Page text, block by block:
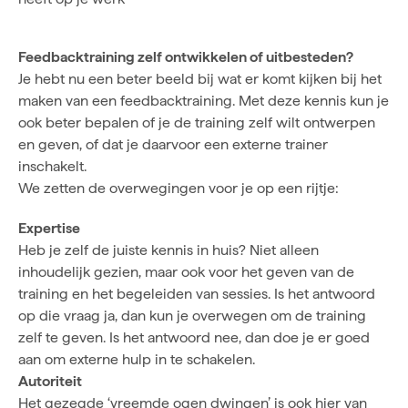
Feedbacktraining zelf ontwikkelen of uitbesteden?
Je hebt nu een beter beeld bij wat er komt kijken bij het
maken van een feedbacktraining. Met deze kennis kun je
ook beter bepalen of je de training zelf wilt ontwerpen
en geven, of dat je daarvoor een externe trainer
inschakelt.
We zetten de overwegingen voor je op een rijtje:
Expertise
Heb je zelf de juiste kennis in huis? Niet alleen
inhoudelijk gezien, maar ook voor het geven van de
training en het begeleiden van sessies. Is het antwoord
op die vraag ja, dan kun je overwegen om de training
zelf te geven. Is het antwoord nee, dan doe je er goed
aan om externe hulp in te schakelen.
Autoriteit
Het gezegde ‘vreemde ogen dwingen’ is ook hier van